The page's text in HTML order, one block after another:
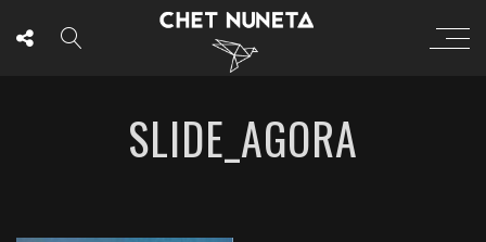
SLIDE_AGORA